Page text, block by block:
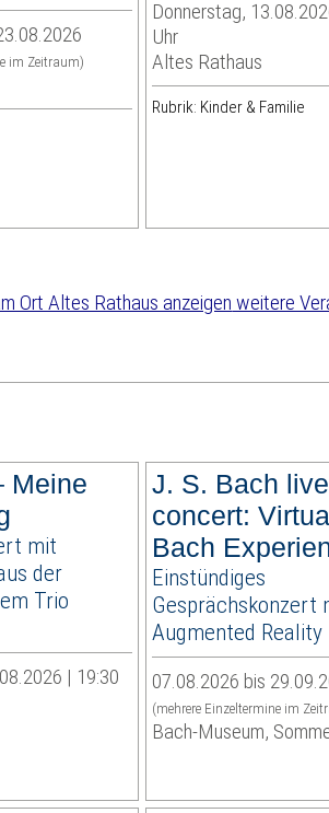
im Zeitraum)
Donnerstag,
Uhr
Altes Rathaus
Rubrik: Kinder & Familie
weitere
Meine
mit
der
Trio
| 19:30
J. S. Bach
concert:
Bach
Einstündiges
Gesprächskonzert
Augmented Reality
07.08.2026 bis
(mehrere Einzeltermine im
Bach-Museum,